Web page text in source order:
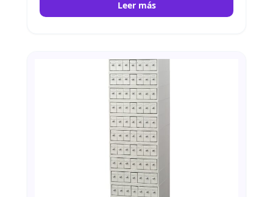
hasta 11,000 bloques, optimizando espacio y
Leer más